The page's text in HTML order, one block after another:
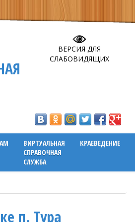
ВЕРСИЯ ДЛЯ
СЛАБОВИДЯЩИХ
ВИРТУАЛЬНАЯ
СПРАВОЧНАЯ
СЛУЖБА
КРАЕВЕДЕНИЕ
п. Тура